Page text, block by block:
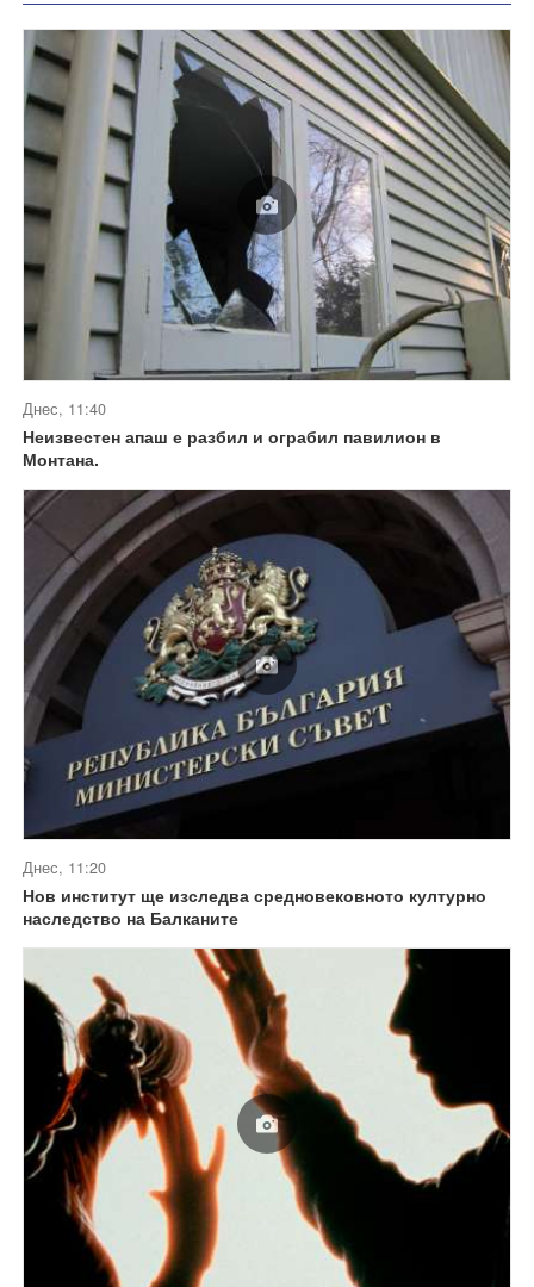
Днес, 11:40
Неизвестен апаш е разбил и ограбил павилион в
Монтана.
Днес, 11:20
Нов институт ще изследва средновековното културно
наследство на Балканите